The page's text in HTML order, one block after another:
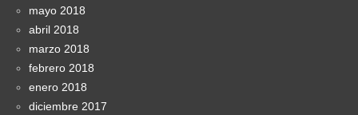
mayo 2018
abril 2018
marzo 2018
febrero 2018
enero 2018
diciembre 2017